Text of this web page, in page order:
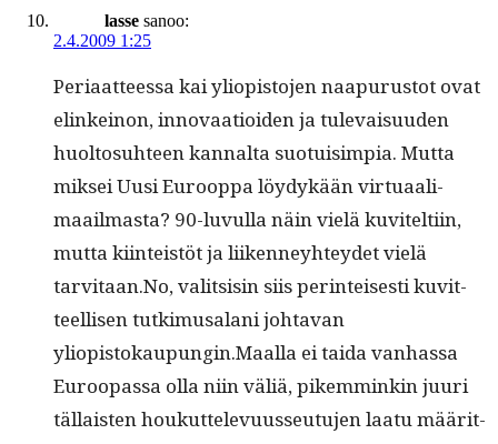
lasse sanoo:
2.4.2009 1:25
Peri­aat­teessa kai yliopis­to­jen naa­pu­rus­tot ovat
elinkeinon, inno­vaa­tioiden ja tule­vaisu­u­den
huolto­suh­teen kannal­ta suo­tu­isimpia. Mut­ta
mik­sei Uusi Euroop­pa löy­dykään vir­tu­aal­i­
maail­mas­ta? 90-luvul­la näin vielä kuvitelti­in,
mut­ta kiin­teistöt ja liiken­ney­htey­det vielä
tarvitaan.No, val­it­sisin siis per­in­teis­es­ti kuvit­
teel­lisen tutkimusalani johta­van
yliopistokaupungin.Maalla ei tai­da van­has­sa
Euroopas­sa olla niin väliä, pikem­minkin juuri
täl­lais­ten houkut­tele­vu­usseu­tu­jen laatu määrit­